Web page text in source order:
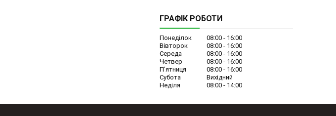
ГРАФІК РОБОТИ
Понеділок 08:00
16:00
Вівторок
08:00
16:00
Середа
08:00
16:00
Четвер
08:00
16:00
Пʼятниця
08:00
16:00
Субота
Вихідний
Неділя
08:00 14:00